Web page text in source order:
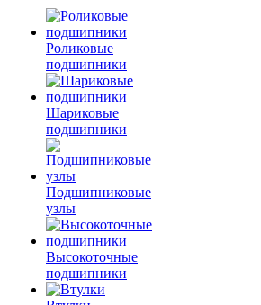
Роликовые
подшипники
Шариковые
подшипники
Подшипниковые
узлы
Высокоточные
подшипники